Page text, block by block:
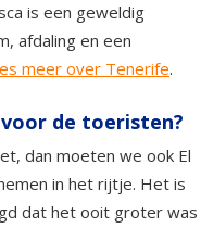
is een geweldig
afdaling en een
meer over Tenerife.
de toeristen?
dan moeten we ook El
in het rijtje. Het is
dat het ooit groter was